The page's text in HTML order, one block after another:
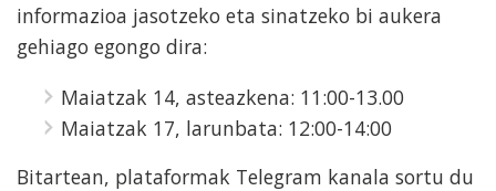
informazioa jasotzeko eta sinatzeko bi aukera
gehiago egongo dira:
Maiatzak 14, asteazkena: 11:00-13.00
Maiatzak 17, larunbata: 12:00-14:00
Bitartean, plataformak Telegram kanala sortu du